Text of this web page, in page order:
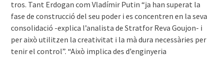
tros. Tant Erdogan com Vladímir Putin “ja han superat la
fase de construcció del seu poder i es concentren en la seva
consolidació -explica l’analista de Stratfor Reva Goujon- i
per això utilitzen la creativitat i la mà dura necessàries per
tenir el control”. “Això implica des d’enginyeria